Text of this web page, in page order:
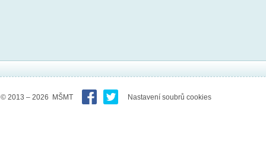
© 2013 – 2026 MŠMT Nastavení soubrů cookies